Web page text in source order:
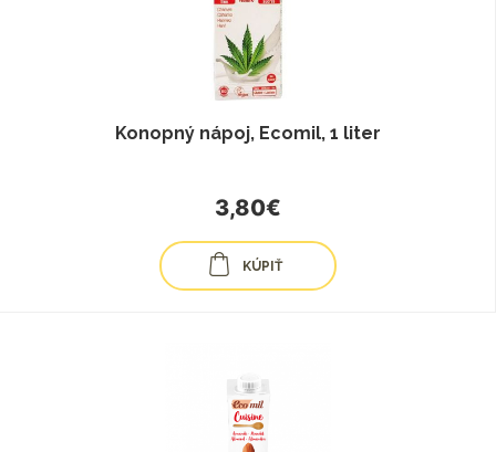
Konopný nápoj, Ecomil, 1 liter
3,80€
KÚPIŤ